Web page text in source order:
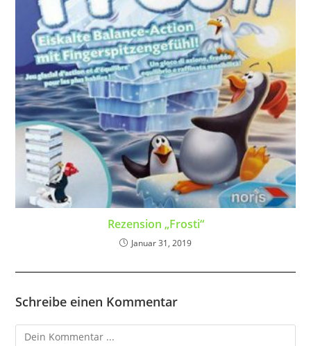
Rezension „Frosti“
Januar 31, 2019
Schreibe einen Kommentar